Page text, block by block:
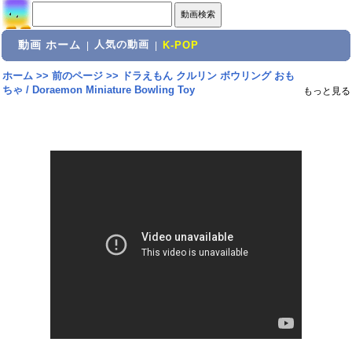
動画 ホーム 人気の動画 K-POP
ホーム>> 前のページ>>
ドラえもん クルリン ボウリング おも
ちゃ / Doraemon Miniature Bowling Toy
もっと見る